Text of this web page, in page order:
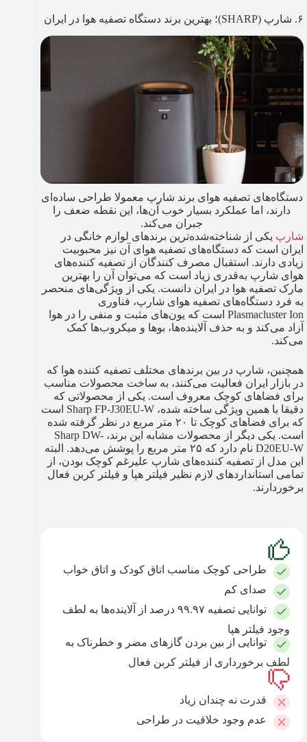
۶. شارپ (SHARP)؛ بهترین برند دستگاه تصفیه هوا در ایران
دستگاه‌های تصفیه هوای برند شارپ معمولا طراحی ساده‌ای
دارند، اما عملکرد بسیار خوب آن‌ها، این نقطه ضعف را
جبران می‌کند.
شارپ یکی از شناخته‌شده‌ترین برندهای لوازم خانگی در
ایران است که دستگاه‌های تصفیه هوای آن نیز محبوبیت
زیادی دارند. استقبال مصرف کنندگان از تصفیه کننده‌های
هوای شارپ به‌قدری زیاد است که می‌توان آن را بهترین
مارک تصفیه هوا در ایران دانست. یکی از ویژگی‌های منحصر
به فرد دستگاه‌های تصفیه هوای شارپ، فناوری
Plasmacluster Ion است که یون‌های مثبت و منفی را در هوا
آزاد می‌کند و به حذف آلاینده‌ها، بوها و میکروب‌ها کمک
می‌کند.
همچنین، شارپ در بین برندهای مختلف تصفیه کننده هوا که
در بازار ایران فعالیت می‌کنند، به ساخت محصولات مناسب
برای فضاهای کوچک معروف است. یکی از محصولاتی که
دقیقا با همین ویژگی ساخته شده، Sharp FP-J30EU-W است
که برای فضاهای کوچک تا ۲۰ متر مربع در نظر گرفته شده
است. یکی دیگر از محصولات مشابه این برند، Sharp DW-
D20EU-W نام دارد که ۲۵ متر مربع را پوشش می‌دهد. البته
این مدل از تصفیه کننده‌های شارپ علیرغم کوچک بودن، از
تمامی استانداردهای لازم نظیر فیلتر هپا و فیلتر کربن فعال
برخوردارند.
طراحی کوچک مناسب اتاق کودک و اتاق خواب
صدای کم
توانایی تصفیه ۹۹.۹۷ درصد از آلاینده‌ها به لطف
وجود فیلتر هپا
توانایی از بین بردن گازهای مضر و خطرناک به
لطف برخورداری از فیلتر کربن فعال
قدرت نه چندان زیاد
عدم وجود خلاقیت در طراحی